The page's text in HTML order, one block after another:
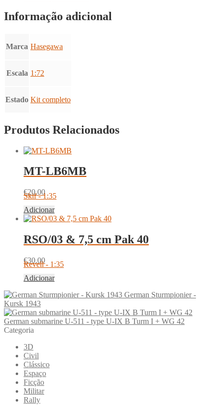
Informação adicional
Marca Hasegawa
Escala 1:72
Estado Kit completo
Produtos Relacionados
MT-LB6MB
€20.00
Skif - 1:35
Adicionar
RSO/03 & 7,5 cm Pak 40
€30.00
Revell - 1:35
Adicionar
German Sturmpionier -
Kursk 1943
German submarine U-511 - type U-IX B Turm I + WG 42
Categoria
3D
Civil
Clássico
Espaço
Ficção
Militar
Rally